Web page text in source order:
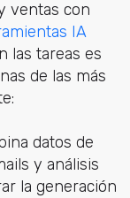
ventas con
IA
las tareas es
de las más
datos de
y análisis
la generación